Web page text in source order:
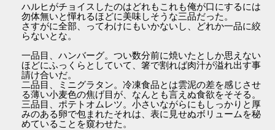
ハルヒがチョイスしたのはどれもこれも俺が口にするには
勿体無いと憚れるほどに美味しそうな三品だった。
さすがに全部、ってわけにもいかないし、どれか一品に絞
らないとな。
一品目、ハンバーグ。つい数分前に焼いたとしか思えない
ほどにふっくらとしていて、箸で割れば肉汁が溢れ出す事
請け合いだ。
二品目、ミニグラタン。冷凍食品とは雲泥の差を感じさせ
る薄い小麦色の焦げ目が、なんとも言えぬ食欲をそそる。
三品目、ポテトオムレツ。小さいながらにもしっかりと厚
みのある卵で包まれたそれは、表に見せぬボリュームを秘
めていることを窺わせた。